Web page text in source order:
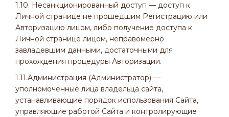
1.10. Несанкционированный доступ — доступ к
Личной странице не прошедшим Регистрацию или
Авторизацию лицом, либо получение доступа к
Личной странице лицом, неправомерно
завладевшим данными, достаточными для
прохождения процедуры Авторизации.
1.11.Администрация (Администратор) —
уполномоченные лица владельца сайта,
устанавливающие порядок использования Сайта,
управляющие работой Сайта и контролирующие